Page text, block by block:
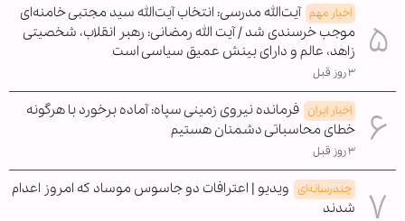
اخبار مهم آیت‌الله مدرسی: انتخاب آیت‌الله سید مجتبی خامنه‌ای
موجب خرسندی شد / آیت الله رمضانی: رهبر انقلاب، شخصیتی
زاهد، عالم و دارای بینش عمیق سیاسی است
۳ روز قبل
اخبار ایران فرمانده نیروی زمینی سپاه: آماده برخورد با هرگونه
خطای محاسباتی دشمنان هستیم
۳ روز قبل
چندرسانه‌ای ویدیو | اعترافات دو جاسوس موساد که امروز اعدام
شدند